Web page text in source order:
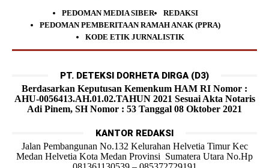
PEDOMAN MEDIA SIBER
REDAKSI
PEDOMAN PEMBERITAAN RAMAH ANAK (PPRA)
KODE ETIK JURNALISTIK
PT. DETEKSI DORHETA DIRGA (D3)
Berdasarkan Keputusan Kemenkum HAM RI Nomor :
AHU-0056413.AH.01.02.TAHUN 2021 Sesuai Akta Notaris
Adi Pinem, SH Nomor : 53 Tanggal 08 Oktober 2021
KANTOR REDAKSI
Jalan Pembangunan No.132 Kelurahan Helvetia Timur Kec
Medan Helvetia Kota Medan Provinsi Sumatera Utara No.Hp